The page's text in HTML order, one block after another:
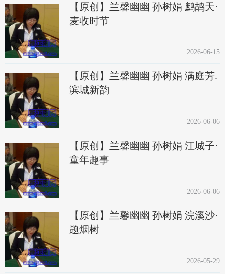
【原创】兰馨幽幽 孙树娟 鹧鸪天·
麦收时节
2026-06-15
【原创】兰馨幽幽 孙树娟 满庭芳.
滨城新韵
2026-06-06
【原创】兰馨幽幽 孙树娟 江城子·
童年趣事
2026-06-06
【原创】兰馨幽幽 孙树娟 浣溪沙·
题烟树
2026-05-29